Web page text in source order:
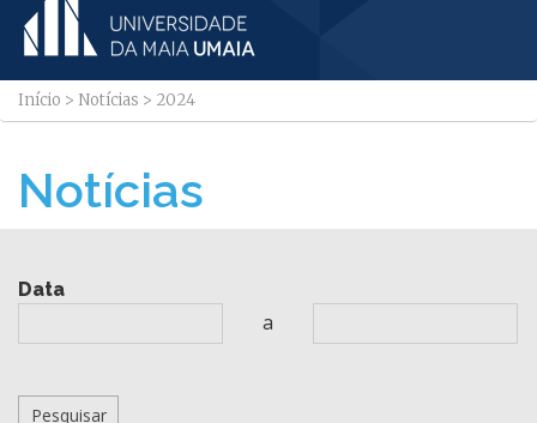
Início > Notícias > 2024
Notícias
Data
a